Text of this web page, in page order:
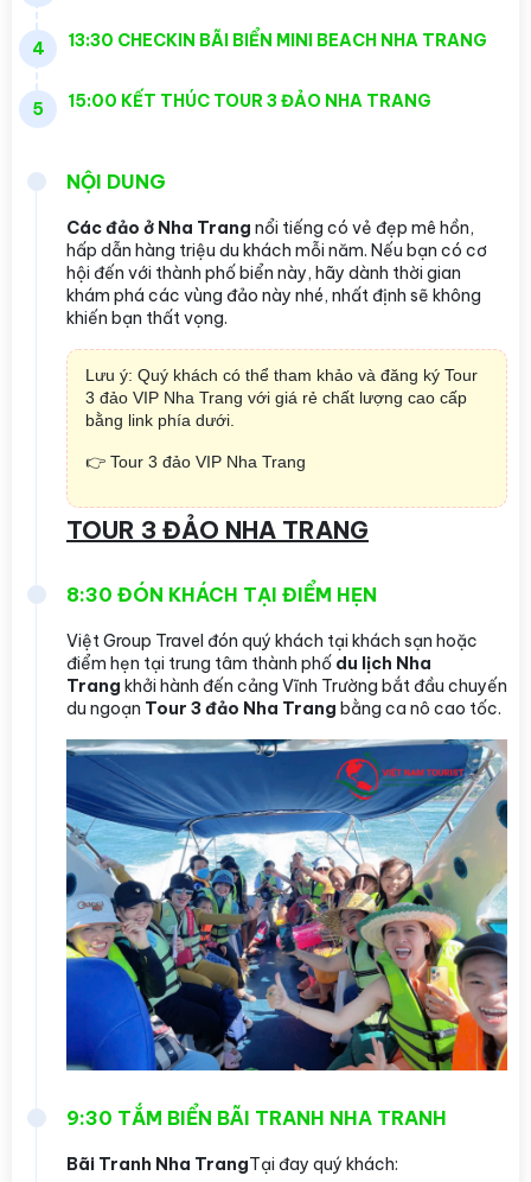
4 13:30 CHECKIN BÃI BIỂN MINI BEACH NHA TRANG
5 15:00 KẾT THÚC TOUR 3 ĐẢO NHA TRANG
NỘI DUNG
Các đảo ở Nha Trang nổi tiếng có vẻ đẹp mê hồn,
hấp dẫn hàng triệu du khách mỗi năm. Nếu bạn có cơ
hội đến với thành phố biển này, hãy dành thời gian
khám phá các vùng đảo này nhé, nhất định sẽ không
khiến bạn thất vọng.
Lưu ý: Quý khách có thể tham khảo và đăng ký Tour
3 đảo VIP Nha Trang với giá rẻ chất lượng cao cấp
bằng link phía dưới.
👉 Tour 3 đảo VIP Nha Trang
TOUR 3 ĐẢO NHA TRANG
8:30 ĐÓN KHÁCH TẠI ĐIỂM HẸN
Việt Group Travel đón quý khách tại khách sạn hoặc
điểm hẹn tại trung tâm thành phố du lịch Nha
Trang khởi hành đến cảng Vĩnh Trường bắt đầu chuyến
du ngoạn Tour 3 đảo Nha Trang bằng ca nô cao tốc.
9:30 TẮM BIỂN BÃI TRANH NHA TRANH
Bãi Tranh Nha TrangTại đay quý khách: